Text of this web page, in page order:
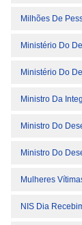
Milhões De
Ministério Do
Ministério Do
Ministro Da
Ministro Do
Ministro Do
Mulheres
NIS Dia